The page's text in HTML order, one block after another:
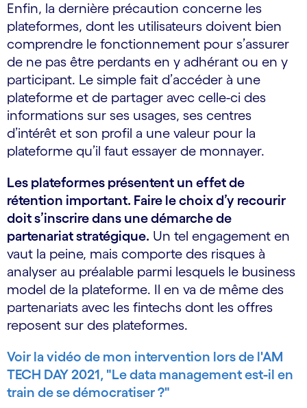
Enfin, la dernière précaution concerne les
plateformes, dont les utilisateurs doivent bien
comprendre le fonctionnement pour s’assurer
de ne pas être perdants en y adhérant ou en y
participant. Le simple fait d’accéder à une
plateforme et de partager avec celle-ci des
informations sur ses usages, ses centres
d’intérêt et son profil a une valeur pour la
plateforme qu’il faut essayer de monnayer.
Les plateformes présentent un effet de
rétention important. Faire le choix d’y recourir
doit s’inscrire dans une démarche de
partenariat stratégique. Un tel engagement en
vaut la peine, mais comporte des risques à
analyser au préalable parmi lesquels le business
model de la plateforme. Il en va de même des
partenariats avec les fintechs dont les offres
reposent sur des plateformes.
Voir la vidéo de mon intervention lors de l'AM
TECH DAY 2021, "Le data management est-il en
train de se démocratiser ?"